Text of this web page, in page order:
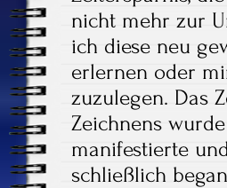
nicht mehr zur
ich diese neu
erlernen oder
zuzulegen. Das
Zeichnens
manifestierte
schließlich